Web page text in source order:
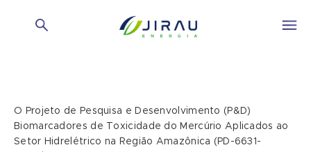
O Projeto de Pesquisa e Desenvolvimento (P&D)
Biomarcadores de Toxicidade do Mercúrio Aplicados ao
Setor Hidrelétrico na Região Amazônica (PD-6631-